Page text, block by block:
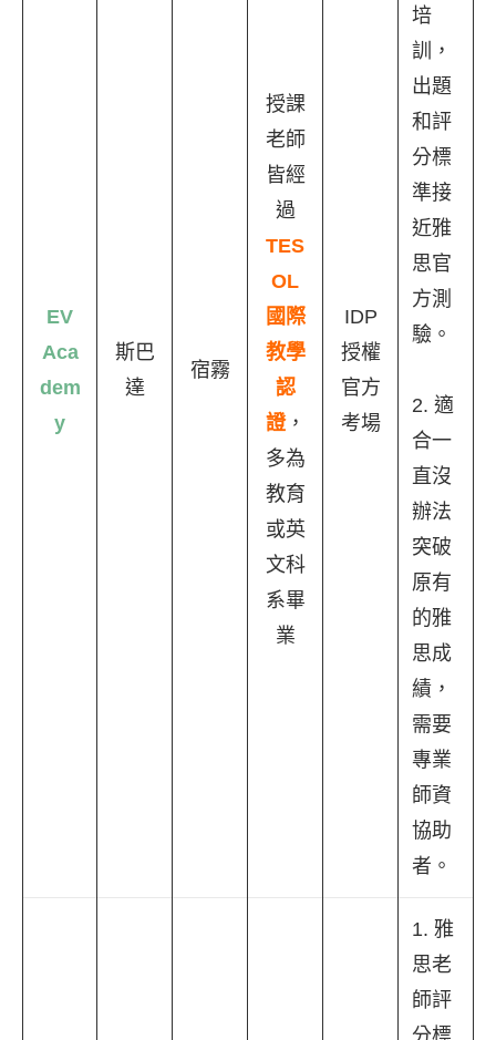
EV
Aca
dem
y
斯巴
達
宿霧
授課
老師
皆經
過
TES
OL
國際
教學
認
證，
多為
教育
或英
文科
系畢
業
IDP
授權
官方
考場
培
訓，
出題
和評
分標
準接
近雅
思官
方測
驗。
2. 適
合一
直沒
辦法
突破
原有
的雅
思成
績，
需要
專業
師資
協助
者。
1. 雅
思老
師評